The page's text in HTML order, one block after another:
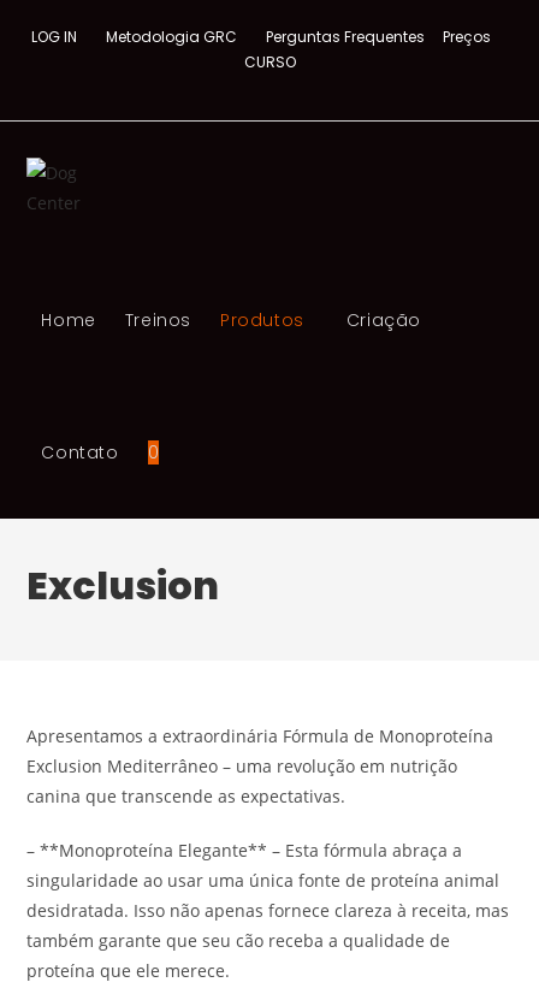
LOG IN Metodologia GRC Perguntas Frequentes
Preços
CURSO
Home Treinos Produtos Criação
Contato 0
website
Exclusion
Apresentamos a extraordinária Fórmula de Monoproteína
Exclusion Mediterrâneo – uma revolução em nutrição
canina que transcende as expectativas.
– **Monoproteína Elegante** – Esta fórmula abraça a
singularidade ao usar uma única fonte de proteína animal
desidratada. Isso não apenas fornece clareza à receita, mas
também garante que seu cão receba a qualidade de
proteína que ele merece.